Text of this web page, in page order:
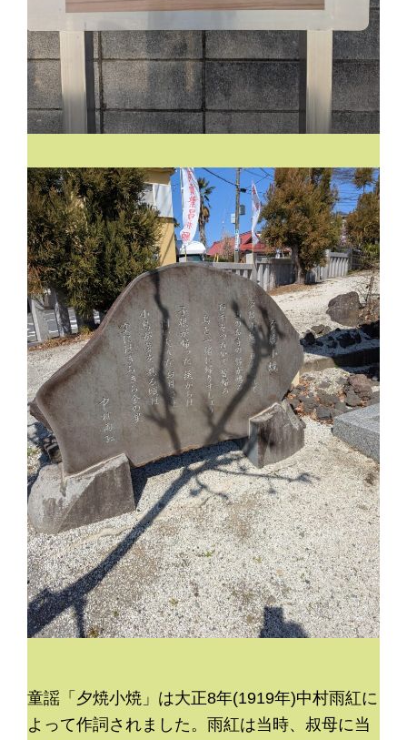
童謡「夕焼小焼」は大正8年(1919年)中村雨紅に
よって作詞されました。雨紅は当時、叔母に当